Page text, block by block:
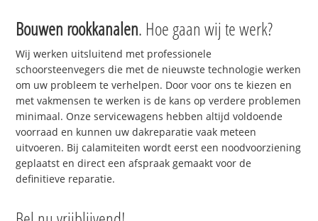
Bouwen rookkanalen. Hoe gaan wij te werk?
Wij werken uitsluitend met professionele
schoorsteenvegers die met de nieuwste technologie werken
om uw probleem te verhelpen. Door voor ons te kiezen en
met vakmensen te werken is de kans op verdere problemen
minimaal. Onze servicewagens hebben altijd voldoende
voorraad en kunnen uw dakreparatie vaak meteen
uitvoeren. Bij calamiteiten wordt eerst een noodvoorziening
geplaatst en direct een afspraak gemaakt voor de
definitieve reparatie.